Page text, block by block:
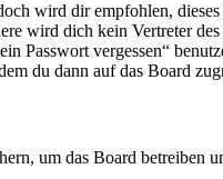
wird dir empfohlen,
wird dich kein Vertreter
Passwort vergessen“
du dann auf das Board
um das Board betreiben